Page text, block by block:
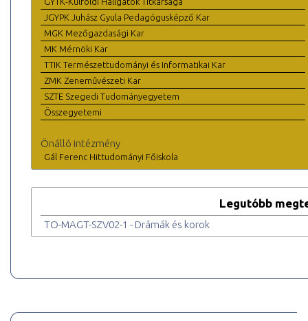
JGYPK Juhász Gyula Pedagógusképző Kar
MGK Mezőgazdasági Kar
MK Mérnöki Kar
TTIK Természettudományi és Informatikai Kar
ZMK Zeneművészeti Kar
SZTE Szegedi Tudományegyetem
Összegyetemi
Önálló intézmény
Gál Ferenc Hittudományi Főiskola
Legutóbb
TO-MAGT-SZV02-1 - Drámák és korok